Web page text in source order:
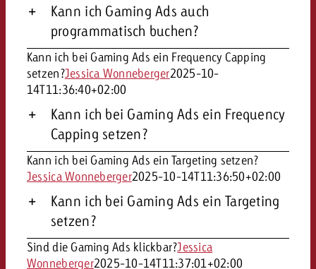
Kann ich Gaming Ads auch
programmatisch buchen?
Kann ich bei Gaming Ads ein Frequency Capping
setzen?Jessica Wonneberger2025-10-
14T11:36:40+02:00
Kann ich bei Gaming Ads ein Frequency
Capping setzen?
Kann ich bei Gaming Ads ein Targeting setzen?
Jessica Wonneberger2025-10-14T11:36:50+02:00
Kann ich bei Gaming Ads ein Targeting
setzen?
Sind die Gaming Ads klickbar?Jessica
Wonneberger2025-10-14T11:37:01+02:00